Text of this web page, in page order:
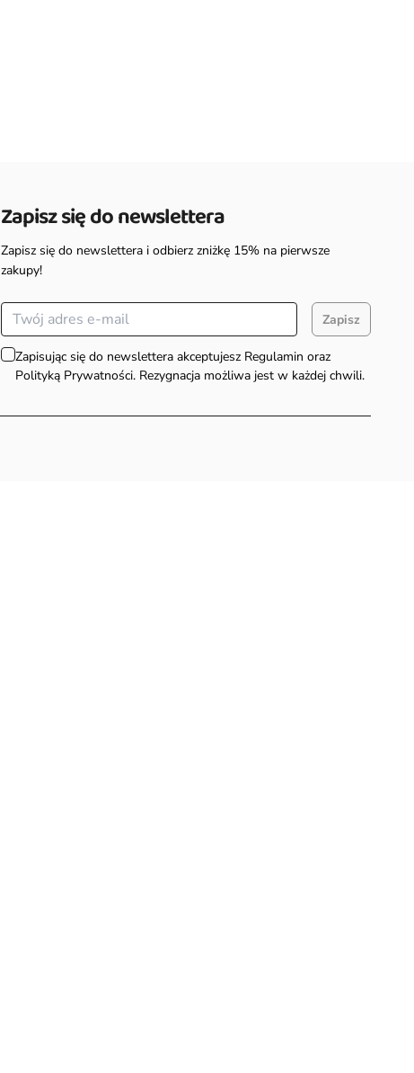
Zapisz się do newslettera
Zapisz się do newslettera i odbierz zniżkę 15% na pierwsze
zakupy!
Zapisz
Zapisując się do newslettera akceptujesz Regulamin oraz
Polityką Prywatności. Rezygnacja możliwa jest w każdej chwili.